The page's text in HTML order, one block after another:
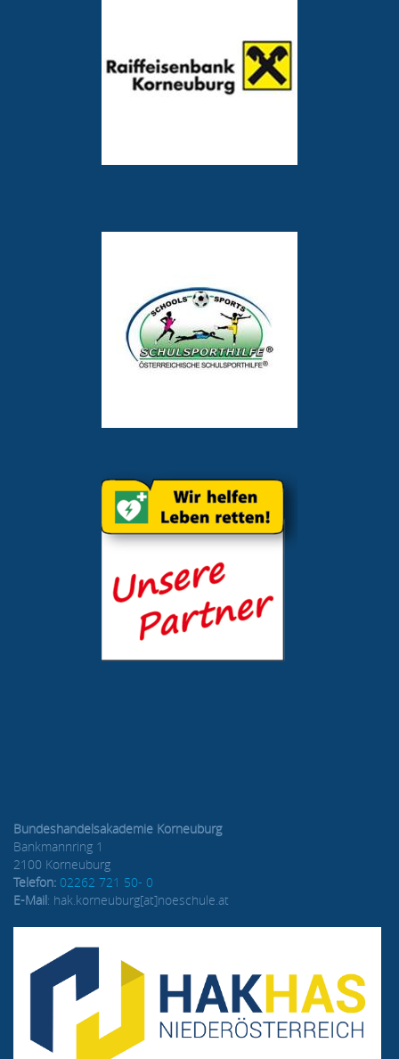
Bundeshandelsakademie Korneuburg
Bankmannring 1
2100 Korneuburg
Telefon: 02262 721 50- 0
E-Mail: hak.korneuburg[at]noeschule.at